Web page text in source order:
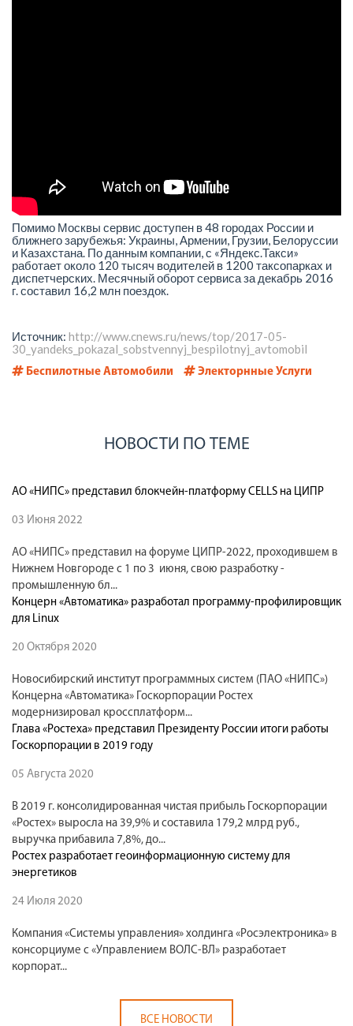
Помимо Москвы сервис доступен в 48 городах России и
ближнего зарубежья: Украины, Армении, Грузии, Белоруссии
и Казахстана. По данным компании, с «Яндекс.Такси»
работает около 120 тысяч водителей в 1200 таксопарках и
диспетчерских. Месячный оборот сервиса за декабрь 2016
г. составил 16,2 млн поездок.
Источник: http://www.cnews.ru/news/top/2017-05-
30_yandeks_pokazal_sobstvennyj_bespilotnyj_avtomobil
Беспилотные Автомобили Электорнные Услуги
НОВОСТИ ПО ТЕМЕ
АО «НИПС» представил блокчейн-платформу CELLS на ЦИПР
03 Июня 2022
АО «НИПС» представил на форуме ЦИПР-2022, проходившем в
Нижнем Новгороде с 1 по 3 июня, свою разработку -
промышленную бл...
Концерн «Автоматика» разработал программу-профилировщик
для Linux
20 Октября 2020
Новосибирский институт программных систем (ПАО «НИПС»)
Концерна «Автоматика» Госкорпорации Ростех
модернизировал кроссплатформ...
Глава «Ростеха» представил Президенту России итоги работы
Госкорпорации в 2019 году
05 Августа 2020
В 2019 г. консолидированная чистая прибыль Госкорпорации
«Ростех» выросла на 39,9% и составила 179,2 млрд руб.,
выручка прибавила 7,8%, до...
Ростех разработает геоинформационную систему для
энергетиков
24 Июля 2020
Компания «Системы управления» холдинга «Росэлектроника» в
консорциуме с «Управлением ВОЛС-ВЛ» разработает
корпорат...
ВСЕ НОВОСТИ